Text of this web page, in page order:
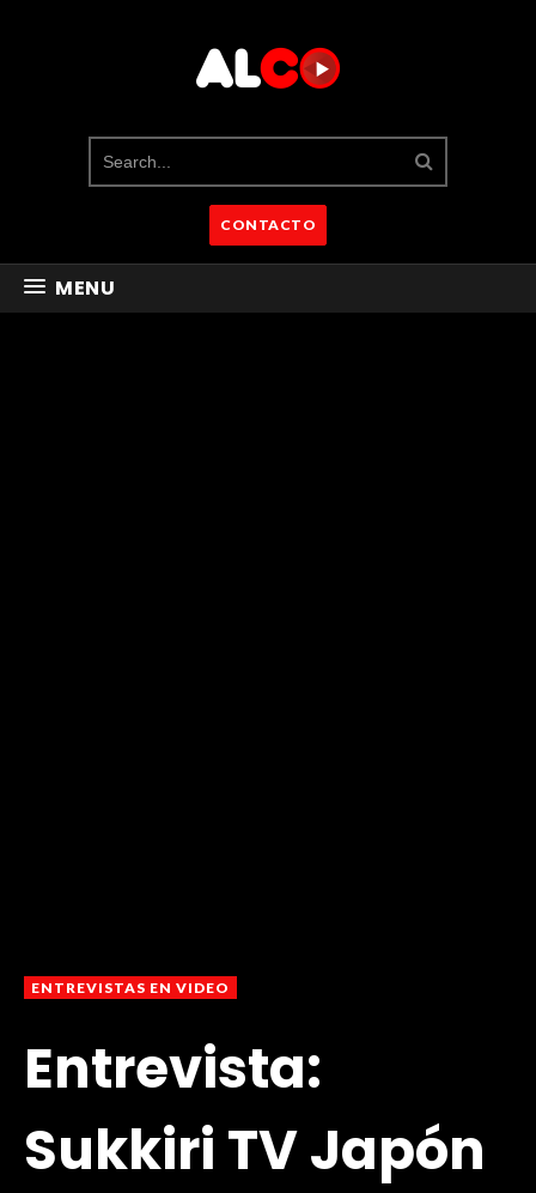
CONTACTO
MENU
ENTREVISTAS EN VIDEO
Entrevista:
Sukkiri TV Japón